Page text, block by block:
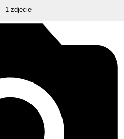
1 zdjęcie